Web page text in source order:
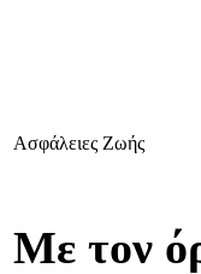
Ασφάλειες Ζωής
Με τον